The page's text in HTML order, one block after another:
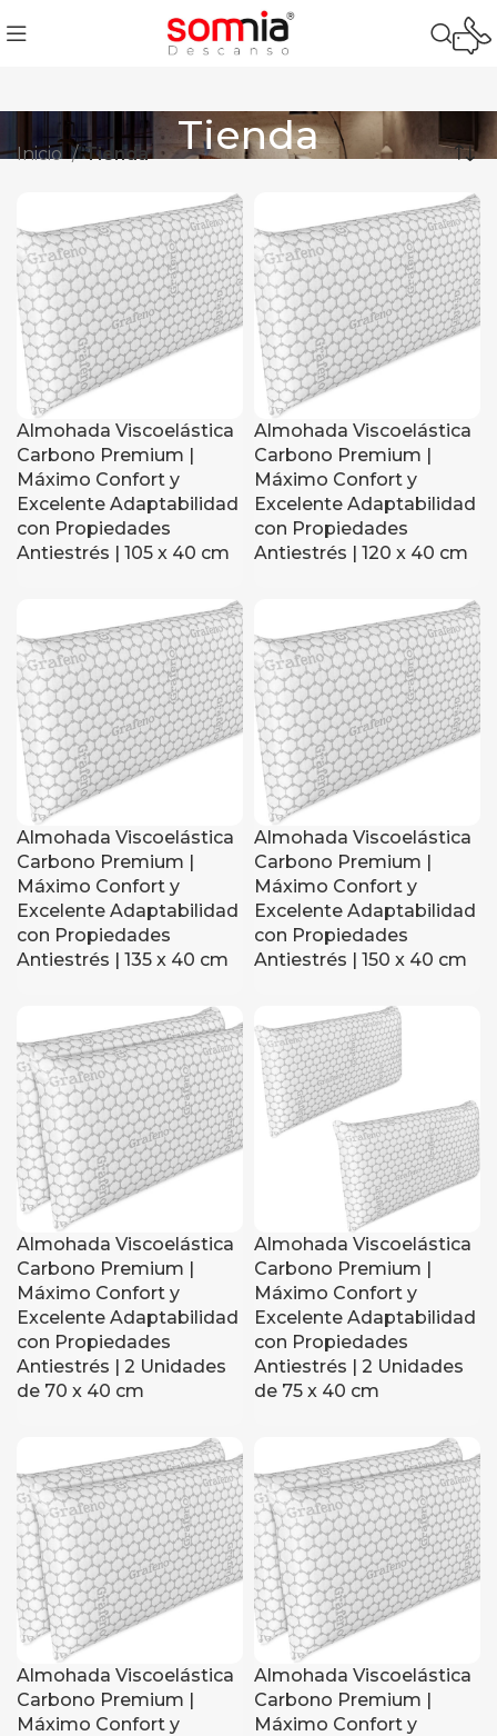
Tienda
Inicio Tienda
Almohada Viscoelástica
Carbono Premium |
Máximo Confort y
Excelente Adaptabilidad
con Propiedades
Antiestrés | 105 x 40 cm
Almohada Viscoelástica
Carbono Premium |
Máximo Confort y
Excelente Adaptabilidad
con Propiedades
Antiestrés | 120 x 40 cm
Almohada Viscoelástica
Carbono Premium |
Máximo Confort y
Excelente Adaptabilidad
con Propiedades
Antiestrés | 135 x 40 cm
Almohada Viscoelástica
Carbono Premium |
Máximo Confort y
Excelente Adaptabilidad
con Propiedades
Antiestrés | 150 x 40 cm
Almohada Viscoelástica
Carbono Premium |
Máximo Confort y
Excelente Adaptabilidad
con Propiedades
Antiestrés | 2 Unidades
de 70 x 40 cm
Almohada Viscoelástica
Carbono Premium |
Máximo Confort y
Excelente Adaptabilidad
con Propiedades
Antiestrés | 2 Unidades
de 75 x 40 cm
Almohada Viscoelástica
Carbono Premium |
Máximo Confort y
Almohada Viscoelástica
Carbono Premium |
Máximo Confort y